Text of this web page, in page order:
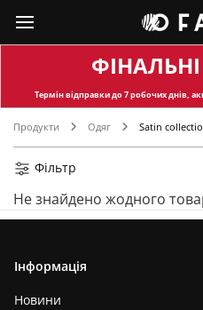
Термін відправкидо 7 робочих днів,
Продукти Одяг Satin
Фільтр
Не знайдено жодного
Інформація
Новини